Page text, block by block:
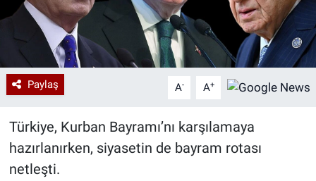
Paylaş A- A+
Türkiye, Kurban Bayramı’nı karşılamaya
hazırlanırken, siyasetin de bayram rotası
netleşti.
Sağlık
Teknoloji
Ramazan